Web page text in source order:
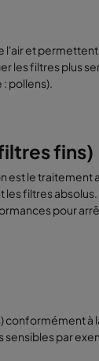
et
les filtres plus
pollens).
fins)
est le traitement
filtres
pour
conformément à
sensibles par